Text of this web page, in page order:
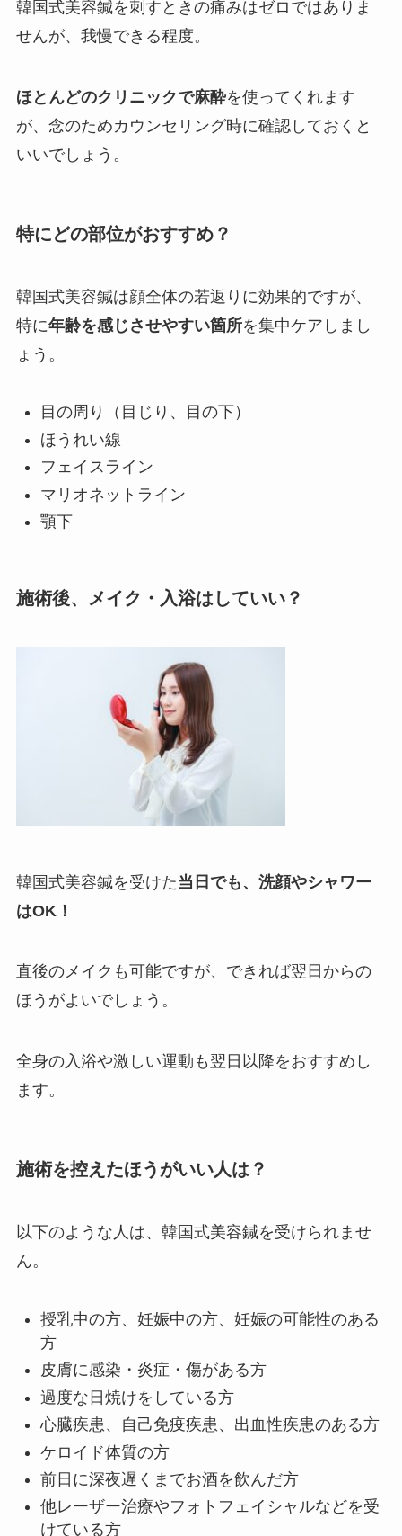
韓国式美容鍼を刺すときの痛みはゼロではありま
せんが、我慢できる程度。
ほとんどのクリニックで麻酔を使ってくれます
が、念のためカウンセリング時に確認しておくと
いいでしょう。
特にどの部位がおすすめ？
韓国式美容鍼は顔全体の若返りに効果的ですが、
特に年齢を感じさせやすい箇所を集中ケアしまし
ょう。
目の周り（目じり、目の下）
ほうれい線
フェイスライン
マリオネットライン
顎下
施術後、メイク・入浴はしていい？
韓国式美容鍼を受けた当日でも、洗顔やシャワー
はOK！
直後のメイクも可能ですが、できれば翌日からの
ほうがよいでしょう。
全身の入浴や激しい運動も翌日以降をおすすめし
ます。
施術を控えたほうがいい人は？
以下のような人は、韓国式美容鍼を受けられませ
ん。
授乳中の方、妊娠中の方、妊娠の可能性のある
方
皮膚に感染・炎症・傷がある方
過度な日焼けをしている方
心臓疾患、自己免疫疾患、出血性疾患のある方
ケロイド体質の方
前日に深夜遅くまでお酒を飲んだ方
他レーザー治療やフォトフェイシャルなどを受
けている方